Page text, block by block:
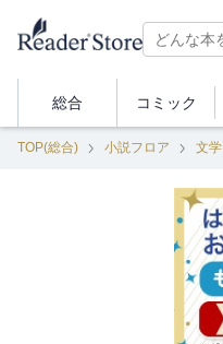
総合 コミック
TOP(総合) 小説フロア 文学